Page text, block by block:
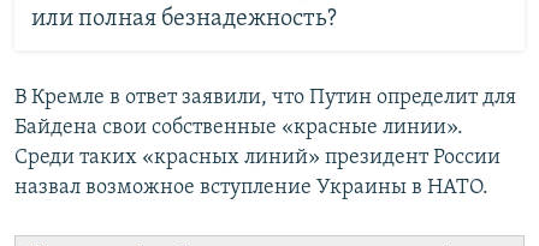
или полная безнадежность?
В Кремле в ответ заявили, что Путин определит для
Байдена свои собственные «красные линии».
Среди таких «красных линий» президент России
назвал возможное вступление Украины в НАТО.